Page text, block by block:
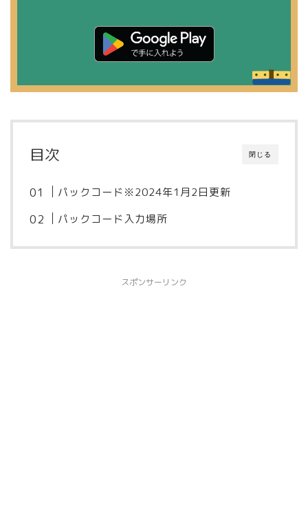
閉じる
目次
パックコード※2024年1月2日更新
パックコード入力場所
スポンサーリンク